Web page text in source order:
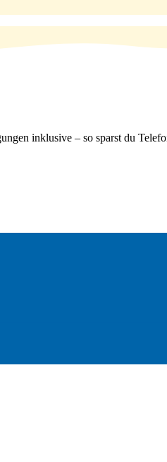
inklusive – so sparst du